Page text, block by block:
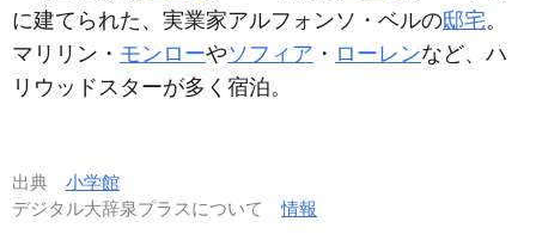
に建てられた、実業家アルフォンソ・ベルの邸宅。
マリリン・ モンローやソフィア ・ ローレンなど、ハ
リウッドスターが多く宿泊。
出典 小学館
デジタル大辞泉プラスについて情報